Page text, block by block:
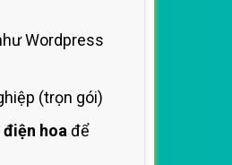
Wordpress
(trọn gói)
điện hoa để